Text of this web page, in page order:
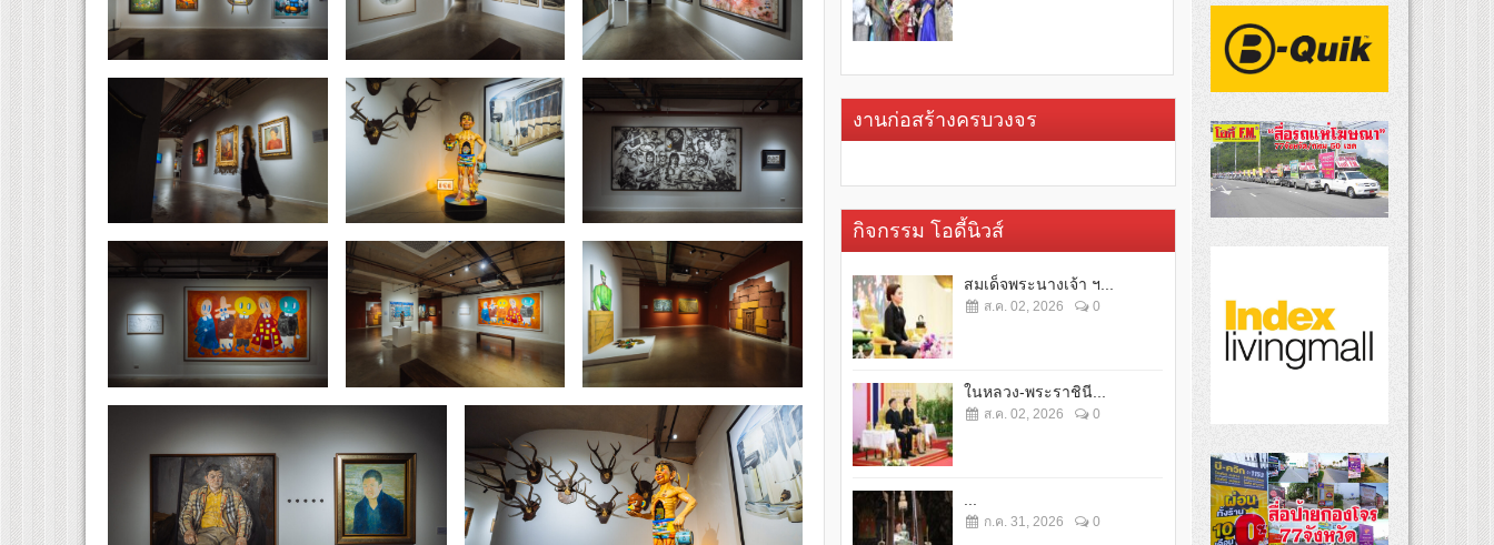
งานก่อสร้างครบวงจร
กิจกรรม โอดี้นิวส์
สมเด็จพระนางเจ้า ฯ...
ส.ค. 02, 2026 0
ในหลวง-พระราชินี...
ส.ค. 02, 2026 0
ก.ค. 31, 2026 0